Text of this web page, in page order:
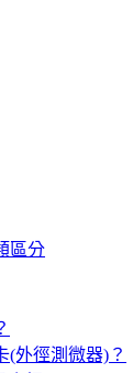
區分
(外徑測微器)？